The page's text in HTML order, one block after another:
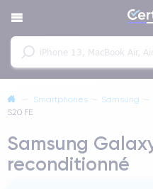
— Smartphones — Samsung —
S20 FE
Samsung
reconditionné